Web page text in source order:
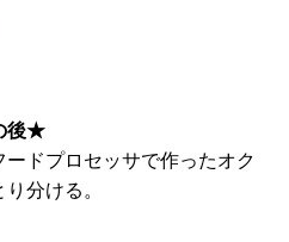
後★
ドプロセッサで作ったオク
分ける。